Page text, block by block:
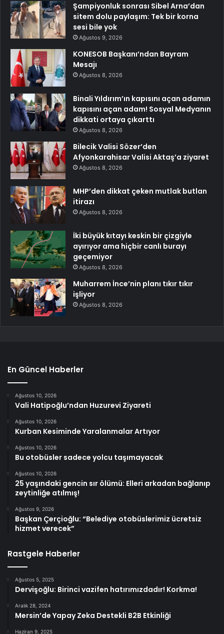
Şampiyonluk sonrası Sibel Arna’dan
sitem dolu paylaşım: Tek bir korna
sesi bile yok
Ağustos 9, 2026
KONESOB Başkanı’ndan Bayram
Mesajı
Ağustos 8, 2026
Binali Yıldırım’ın kapısını açan adamın
kapısını açan adam! Sosyal Medyanın
dikkati ortaya çıkarttı
Ağustos 8, 2026
Bilecik Valisi Sözer’den
Afyonkarahisar Valisi Aktaş’a ziyaret
Ağustos 8, 2026
MHP’den dikkat çeken mutlak butlan
itirazı
Ağustos 8, 2026
İki büyük kıtayı keskin bir çizgiyle
ayırıyor ama hiçbir canlı burayı
geçemiyor
Ağustos 8, 2026
Muharrem İnce’nin planı tıkır tıkır
işliyor
Ağustos 8, 2026
En Güncel Haberler
Ağustos 10, 2026
Vali Hatipoğlu’ndan Huzurevi Ziyareti
Ağustos 10, 2026
Kurban Kesiminde Yaralanmalar Artıyor
Ağustos 10, 2026
Bu otobüsler sadece yolcu taşımayacak
Ağustos 10, 2026
25 yaşındaki gencin sır ölümü: Elleri arkadan bağlanıp
zeytinliğe atılmış!
Ağustos 9, 2026
Başkan Çerçioğlu: “Belediye otobüslerimiz ücretsiz
hizmet verecek”
Rastgele Haberler
Ağustos 5, 2025
Dervişoğlu: Birinci vazifen hatırımızdadır! Korkma!
Aralık 28, 2024
Mersin’de Yapay Zeka Destekli B2B Etkinliği
Haziran 9, 2025